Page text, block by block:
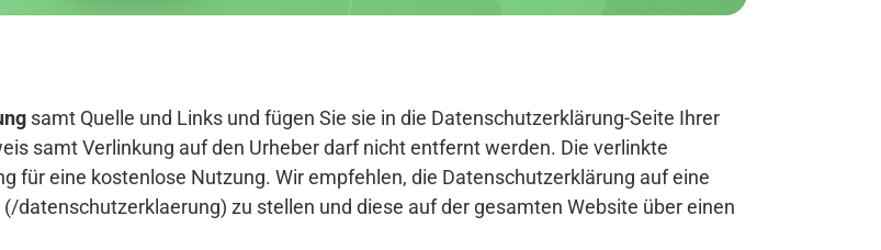
samt Quelle und Links und fügen Sie sie in die Datenschutzerklärung-Seite Ihrer
samt Verlinkung auf den Urheber darf nicht entfernt werden. Die verlinkte
für eine kostenlose Nutzung. Wir empfehlen, die Datenschutzerklärung auf eine
datenschutzerklaerung) zu stellen und diese auf der gesamten Website über einen